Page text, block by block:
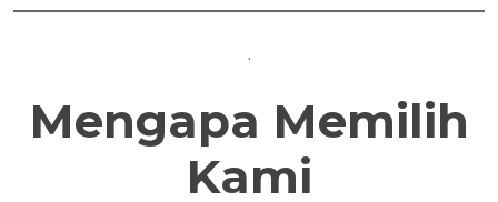
.
Mengapa Memilih
Kami